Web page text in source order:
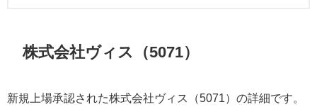
株式会社ヴィス（5071）
新規上場承認された株式会社ヴィス（5071）の詳細です。